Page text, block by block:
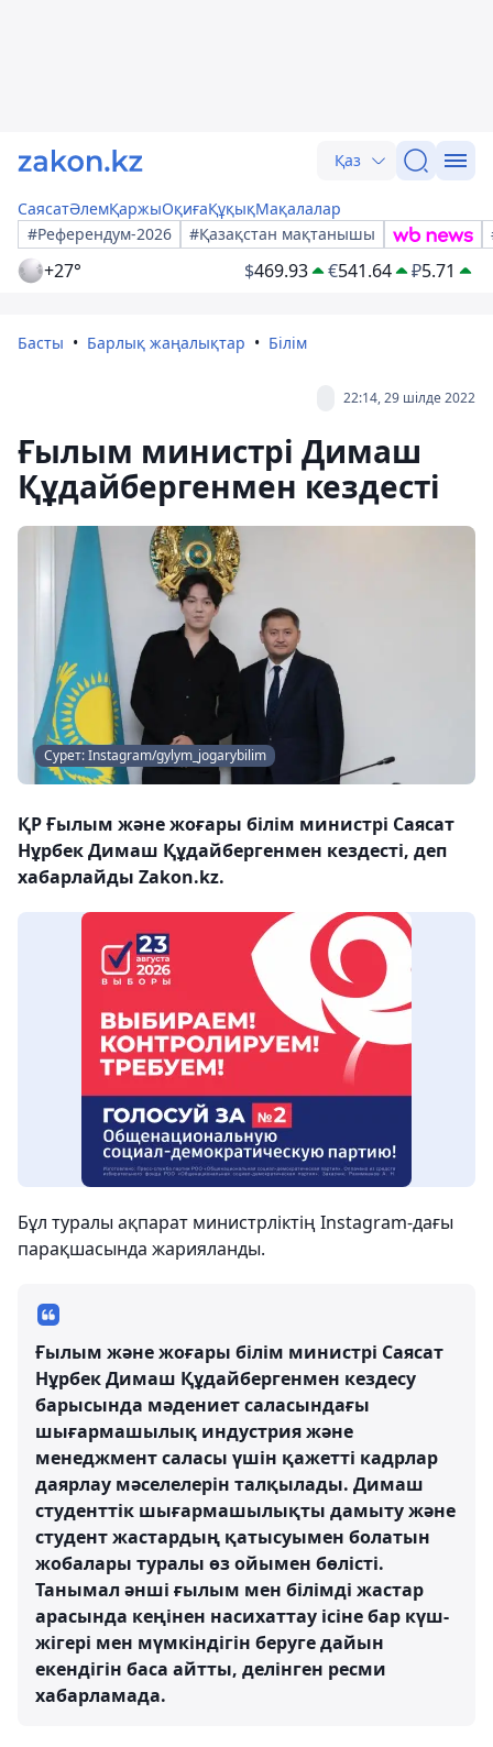
Қаз
СаясатӘлемҚаржыОқиғаҚұқықМақалалар
#Референдум-2026
#Қазақстан мақтанышы
+27° $469.93 €541.64 ₽5.71
Басты Барлық жаңалықтар Білім
22:14, 29 шілде 2022
Ғылым министрі Димаш
Құдайбергенмен кездесті
Сурет: Instagram/gylym_jogarybilim
ҚР Ғылым және жоғары білім министрі Саясат
Нұрбек Димаш Құдайбергенмен кездесті, деп
хабарлайды Zakon.kz.
Бұл туралы ақпарат министрліктің Instagram-дағы
парақшасында жарияланды.
Ғылым және жоғары білім министрі Саясат
Нұрбек Димаш Құдайбергенмен кездесу
барысында мәдениет саласындағы
шығармашылық индустрия және
менеджмент саласы үшін қажетті кадрлар
даярлау мәселелерін талқылады. Димаш
студенттік шығармашылықты дамыту және
студент жастардың қатысуымен болатын
жобалары туралы өз ойымен бөлісті.
Танымал әнші ғылым мен білімді жастар
арасында кеңінен насихаттау ісіне бар күш-
жігері мен мүмкіндігін беруге дайын
екендігін баса айтты, делінген ресми
хабарламада.